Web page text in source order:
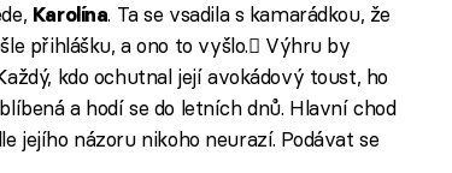
Karolína. Ta se vsadila s kamarádkou, že
přihlášku, a ono to vyšlo. Výhru by
kdo ochutnal její avokádový toust, ho
a hodí se do letních dnů. Hlavní chod
jejího názoru nikoho neurazí. Podávat se